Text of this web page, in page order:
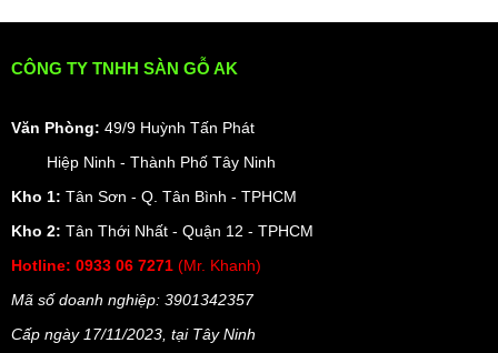
CÔNG TY TNHH SÀN GỖ AK
Văn Phòng: 49/9 Huỳnh Tấn Phát
Hiệp Ninh - Thành Phố Tây Ninh
Kho 1: Tân Sơn - Q. Tân Bình - TPHCM
Kho 2: Tân Thới Nhất - Quận 12 - TPHCM
Hotline: 0933 06 7271 (Mr. Khanh)
Mã số doanh nghiệp: 3901342357
Cấp ngày 17/11/2023, tại Tây Ninh